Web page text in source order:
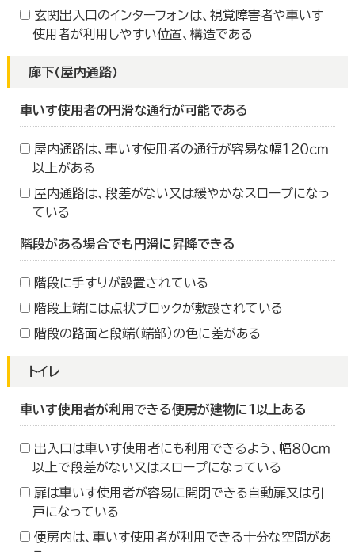
玄関出入口のインターフォンは、視覚障害者や車いす
使用者が利用しやすい位置、構造である
廊下(屋内通路)
車いす使用者の円滑な通行が可能である
屋内通路は、車いす使用者の通行が容易な幅１２０ｃｍ
以上がある
屋内通路は、段差がない又は緩やかなスロープになっ
ている
階段がある場合でも円滑に昇降できる
階段に手すりが設置されている
階段上端には点状ブロックが敷設されている
階段の路面と段端（端部）の色に差がある
トイレ
車いす使用者が利用できる便房が建物に１以上ある
出入口は車いす使用者にも利用できるよう、幅８０ｃｍ
以上で段差がない又はスロープになっている
扉は車いす使用者が容易に開閉できる自動扉又は引
戸になっている
便房内は、車いす使用者が利用できる十分な空間があ